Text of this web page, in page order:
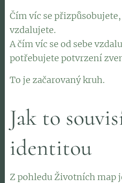
Čím víc se
vzdalujete.
A čím víc se od sebe
potřebujete potvrzení
To je začarovaný kruh.
Jak to
identitou
Z pohledu Životních map